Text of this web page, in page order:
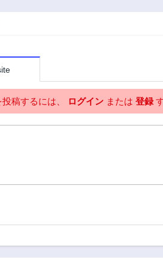
稿するには、 ログイン または 登録